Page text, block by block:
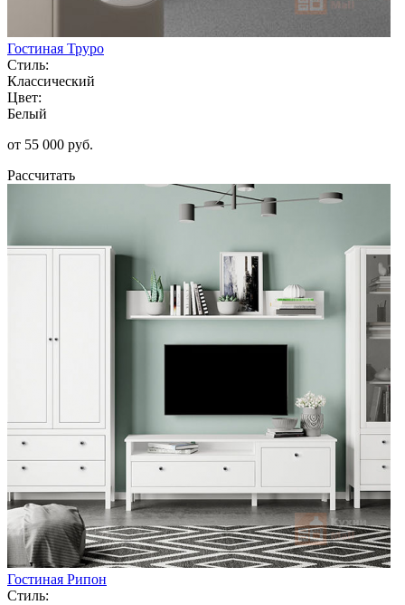
Гостиная Труро
Стиль:
Классический
Цвет:
Белый
от 55 000 руб.
Рассчитать
Гостиная Рипон
Стиль: